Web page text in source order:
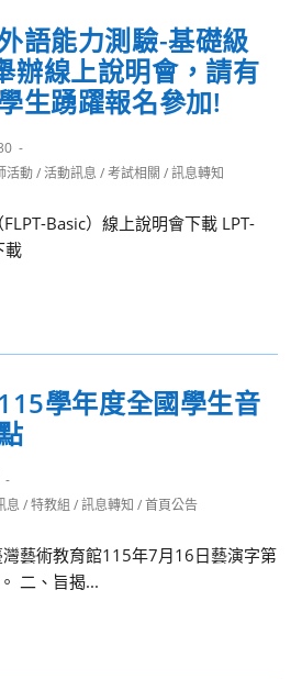
語能力測驗-基礎級
辦線上說明會，請有
生踴躍報名參加!
活動 / 活動訊息 / 考試相關 / 訊息轉知
Basic）線上說明會下載 LPT-
載
學年度全國學生音
息 / 特教組 / 訊息轉知 / 首頁公告
藝術教育館115年7月16日藝演字第
二、旨揭...